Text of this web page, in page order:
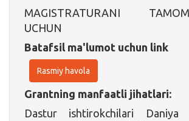
MAGISTRATURANI
UCHUN
Batafsil ma'lumot uchun link
Rasmiy havola
Grantning manfaatli jihatlari:
Dastur ishtirokchilari Daniya